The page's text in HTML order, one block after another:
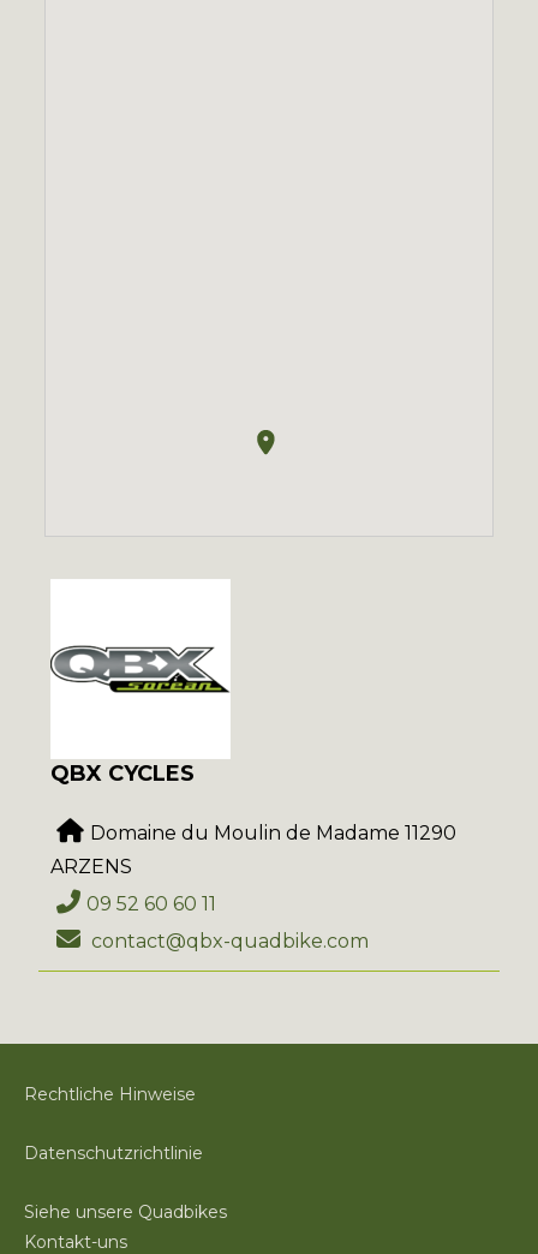
QBX CYCLES
Domaine du Moulin de Madame 11290
ARZENS
09 52 60 60 11
contact@qbx-quadbike.com
Rechtliche Hinweise
Datenschutzrichtlinie
Siehe unsere Quadbikes
Kontakt-uns